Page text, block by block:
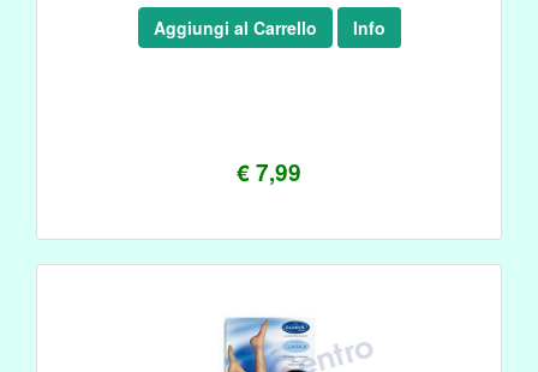
€ 7,99
Aggiungi al Carrello Info